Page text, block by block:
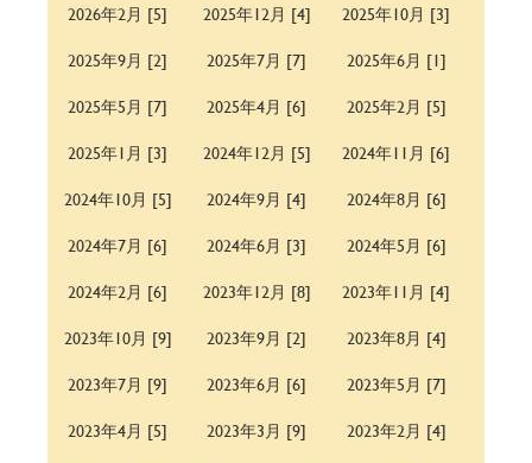
2026年2月 [5]
2025年12月 [4]
2025年10月 [3]
2025年9月 [2]
2025年7月 [7]
2025年6月 [1]
2025年5月 [7]
2025年4月 [6]
2025年2月 [5]
2025年1月 [3]
2024年12月 [5]
2024年11月 [6]
2024年10月 [5]
2024年9月 [4]
2024年8月 [6]
2024年7月 [6]
2024年6月 [3]
2024年5月 [6]
2024年2月 [6]
2023年12月 [8]
2023年11月 [4]
2023年10月 [9]
2023年9月 [2]
2023年8月 [4]
2023年7月 [9]
2023年6月 [6]
2023年5月 [7]
2023年4月 [5]
2023年3月 [9]
2023年2月 [4]